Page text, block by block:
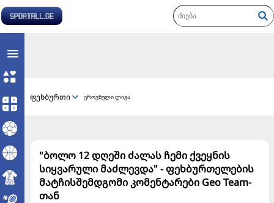
ფეხბურთი ეროვნული ლიგა
"ბოლო 12 დღეში ძალას ჩემი ქვეყნის
სიყვარული მაძლევდა" - ფეხბურთელების
მატჩისშემდგომი კომენტარები Geo Team-
თან